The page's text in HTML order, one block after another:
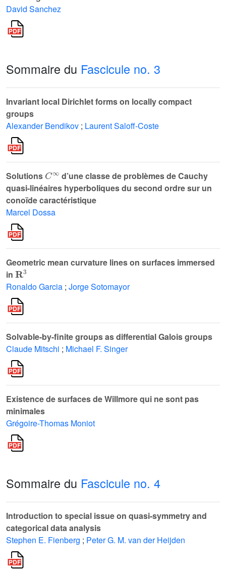
David Sanchez
Sommaire du Fascicule no. 3
Invariant local Dirichlet forms on locally compact
groups
Alexander Bendikov ; Laurent Saloff-Coste
Solutions
d’une classe de problèmes de Cauchy
quasi-linéaires hyperboliques du second ordre sur un
conoïde caractéristique
Marcel Dossa
Geometric mean curvature lines on surfaces immersed
in
𝐑3
Ronaldo Garcia ; Jorge Sotomayor
Solvable-by-finite groups as differential Galois groups
Claude Mitschi ; Michael F. Singer
Existence de surfaces de Willmore qui ne sont pas
minimales
Grégoire-Thomas Moniot
Sommaire du Fascicule no. 4
Introduction to special issue on quasi-symmetry and
categorical data analysis
Stephen E. Fienberg ; Peter G. M. van der Heijden